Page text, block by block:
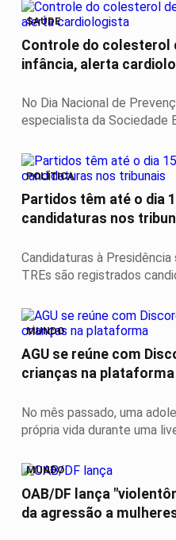
SAÚDE
Controle do colesterol
infância, alerta
No Dia Nacional de
especialista da Sociedade
POLÍTICA
Partidos têm até o dia
candidaturas nos
Candidaturas à
TREs são registrados
MUNDO
AGU se reúne com
crianças na plataforma
No mês passado, uma
própria vida durante uma
MUNDO
OAB/DF lança
da agressão a